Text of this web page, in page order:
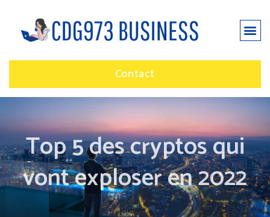
Contact
Top 5 des cryptos qui
vont exploser en 2022